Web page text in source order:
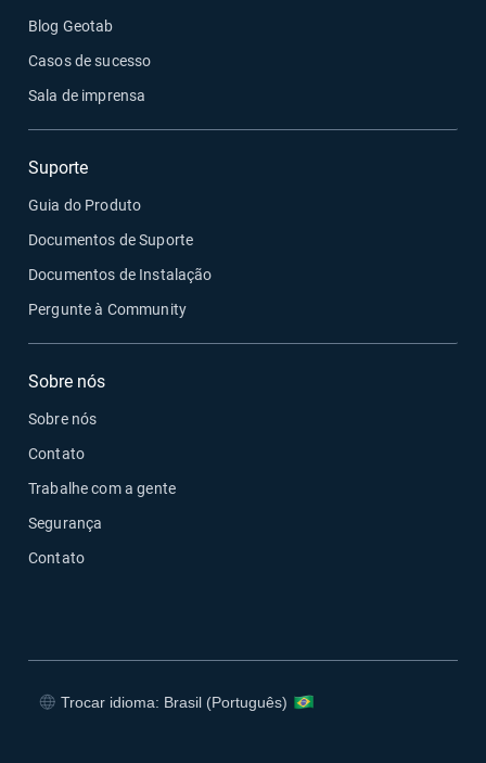
Blog Geotab
Casos de sucesso
Sala de imprensa
Suporte
Guia do Produto
Documentos de Suporte
Documentos de Instalação
Pergunte à Community
Sobre nós
Sobre nós
Contato
Trabalhe com a gente
Segurança
Contato
Trocar idioma: Brasil (Português)